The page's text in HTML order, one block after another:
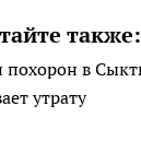
также:
похорон в
утрату